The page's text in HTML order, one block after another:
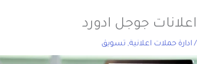
اعلانات جوجل ادورد
/ ادارة حملات اعلانية, تسويق